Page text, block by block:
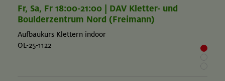
Eseliges Berg-Abenteuer
Bayerische Voralpen (Schlierseer Berge)
Fr, Sa, Fr 18:00-21:00 | DAV Kletter- und
Boulderzentrum Nord (Freimann)
Aufbaukurs Klettern indoor
OL-25-1122